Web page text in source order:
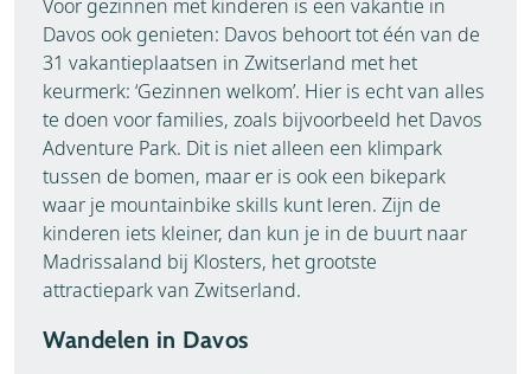
Voor gezinnen met kinderen is een vakantie in
Davos ook genieten: Davos behoort tot één van de
31 vakantieplaatsen in Zwitserland met het
keurmerk: ‘Gezinnen welkom’. Hier is echt van alles
te doen voor families, zoals bijvoorbeeld het Davos
Adventure Park. Dit is niet alleen een klimpark
tussen de bomen, maar er is ook een bikepark
waar je mountainbike skills kunt leren. Zijn de
kinderen iets kleiner, dan kun je in de buurt naar
Madrissaland bij Klosters, het grootste
attractiepark van Zwitserland.
Wandelen in Davos